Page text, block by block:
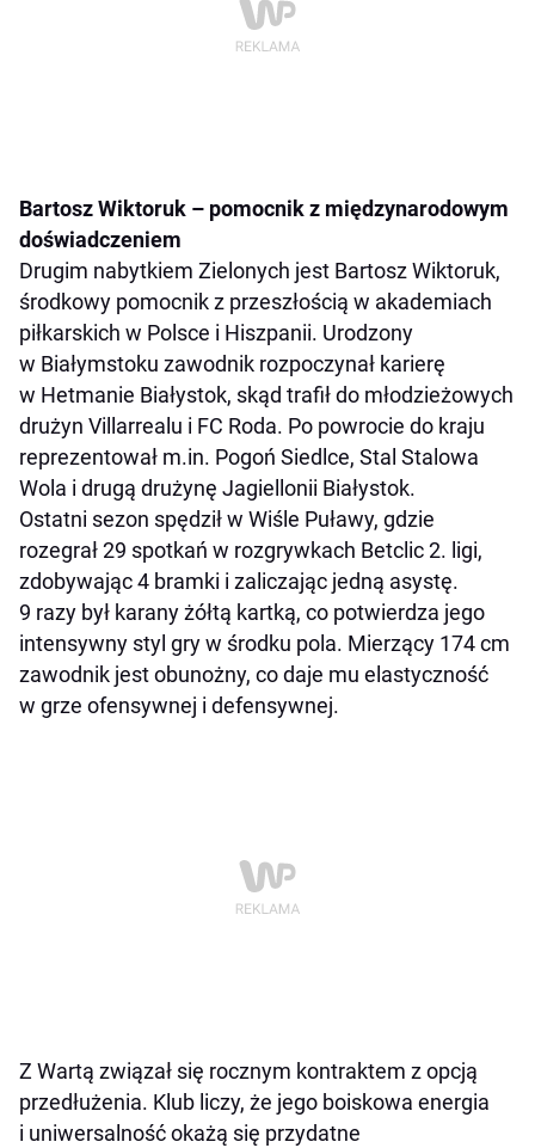
Bartosz Wiktoruk – pomocnik z międzynarodowym
doświadczeniem
Drugim nabytkiem Zielonych jest Bartosz Wiktoruk,
środkowy pomocnik z przeszłością w akademiach
piłkarskich w Polsce i Hiszpanii. Urodzony
w Białymstoku zawodnik rozpoczynał karierę
w Hetmanie Białystok, skąd trafił do młodzieżowych
drużyn Villarrealu i FC Roda. Po powrocie do kraju
reprezentował m.in. Pogoń Siedlce, Stal Stalowa
Wola i drugą drużynę Jagiellonii Białystok.
Ostatni sezon spędził w Wiśle Puławy, gdzie
rozegrał 29 spotkań w rozgrywkach Betclic 2. ligi,
zdobywając 4 bramki i zaliczając jedną asystę.
9 razy był karany żółtą kartką, co potwierdza jego
intensywny styl gry w środku pola. Mierzący 174 cm
zawodnik jest obunożny, co daje mu elastyczność
w grze ofensywnej i defensywnej.
Z Wartą związał się rocznym kontraktem z opcją
przedłużenia. Klub liczy, że jego boiskowa energia
i uniwersalność okażą się przydatne